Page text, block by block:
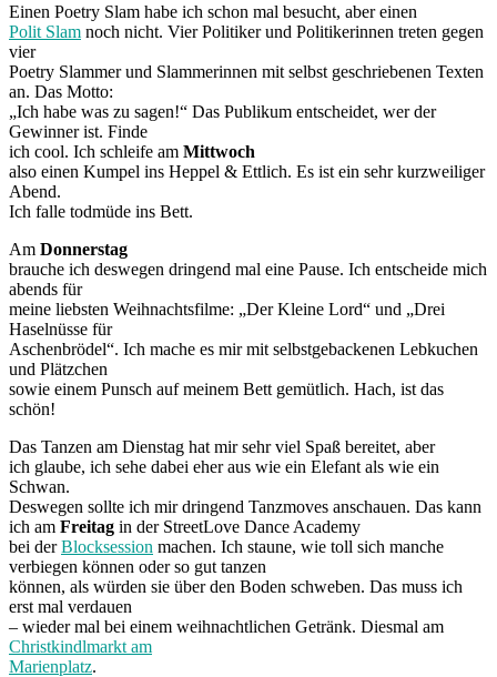
Einen Poetry Slam habe ich schon mal besucht, aber einen
Polit Slam noch nicht. Vier Politiker und Politikerinnen treten gegen
vier
Poetry Slammer und Slammerinnen mit selbst geschriebenen Texten
an. Das Motto:
„Ich habe was zu sagen!“ Das Publikum entscheidet, wer der
Gewinner ist. Finde
ich cool. Ich schleife am Mittwoch
also einen Kumpel ins Heppel & Ettlich. Es ist ein sehr kurzweiliger
Abend.
Ich falle todmüde ins Bett.
Am Donnerstag
brauche ich deswegen dringend mal eine Pause. Ich entscheide mich
abends für
meine liebsten Weihnachtsfilme: „Der Kleine Lord“ und „Drei
Haselnüsse für
Aschenbrödel“. Ich mache es mir mit selbstgebackenen Lebkuchen
und Plätzchen
sowie einem Punsch auf meinem Bett gemütlich. Hach, ist das
schön!
Das Tanzen am Dienstag hat mir sehr viel Spaß bereitet, aber
ich glaube, ich sehe dabei eher aus wie ein Elefant als wie ein
Schwan.
Deswegen sollte ich mir dringend Tanzmoves anschauen. Das kann
ich am Freitag in der StreetLove Dance Academy
bei derBlocksession machen. Ich staune, wie toll sich manche
verbiegen können oder so gut tanzen
können, als würden sie über den Boden schweben. Das muss ich
erst mal verdauen
– wieder mal bei einem weihnachtlichen Getränk. Diesmal am
Christkindlmarkt am
Marienplatz.